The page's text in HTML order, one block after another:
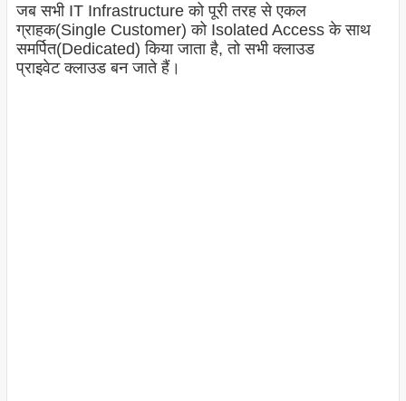
जब सभी IT Infrastructure को पूरी तरह से एकल
ग्राहक(Single Customer) को Isolated Access के साथ
समर्पित(Dedicated) किया जाता है, तो सभी क्लाउड
प्राइवेट क्लाउड बन जाते हैं।